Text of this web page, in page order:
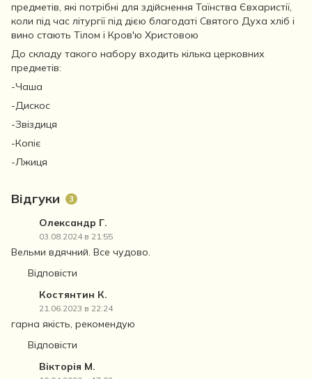
предметів, які потрібні для здійснення Таїнства Євхаристії,
коли під час літургії під дією благодаті Святого Духа хліб і
вино стають Тілом і Кров'ю Христовою
До складу такого набору входить кілька церковних
предметів:
-Чаша
-Дискос
-Звіздиця
-Копіє
-Лжиця
Відгуки 3
Олександр Г.
03.08.2024 в 21:55
Вельми вдячний. Все чудово.
Відповісти
Костянтин К.
21.06.2023 в 22:24
гарна якість, рекомендую
Відповісти
Вікторія М.